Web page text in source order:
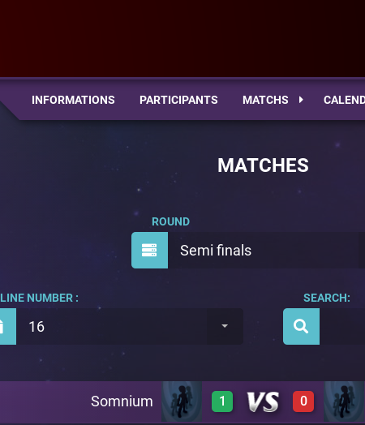
INFORMATIONS PARTICIPANTS MATCHS
MATCHES
Semi finals
ROUND
16
LINE NUMBER : SEARCH:
Somnium 1 0